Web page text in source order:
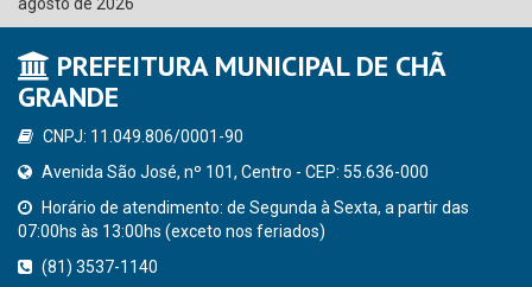
PREFEITURA MUNICIPAL DE CHÃ
GRANDE
CNPJ: 11.049.806/0001-90
Avenida São José, nº 101, Centro - CEP: 55.636-000
Horário de atendimento: de Segunda à Sexta, a partir das
07:00hs às 13:00hs (exceto nos feriados)
(81) 3537-1140